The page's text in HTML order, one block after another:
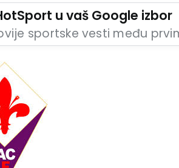
u vaš Google izbor
sportske vesti među